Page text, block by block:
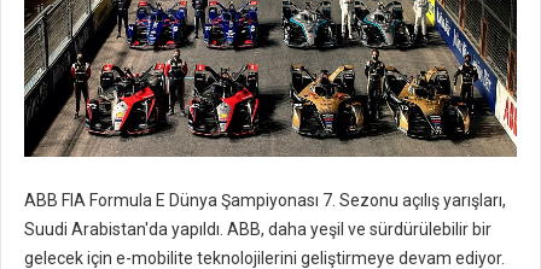
ABB FIA Formula E Dünya Şampiyonası 7. Sezonu açılış yarışları,
Suudi Arabistan'da yapıldı. ABB, daha yeşil ve sürdürülebilir bir
gelecek için e-mobilite teknolojilerini geliştirmeye devam ediyor.